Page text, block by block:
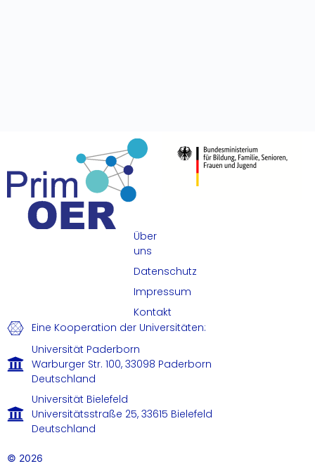
Über
uns
Datenschutz
Impressum
Kontakt
Eine Kooperation der Universitäten:
Universität Paderborn
Warburger Str. 100, 33098 Paderborn
Deutschland
Universität Bielefeld
Universitätsstraße 25, 33615 Bielefeld
Deutschland
© 2026